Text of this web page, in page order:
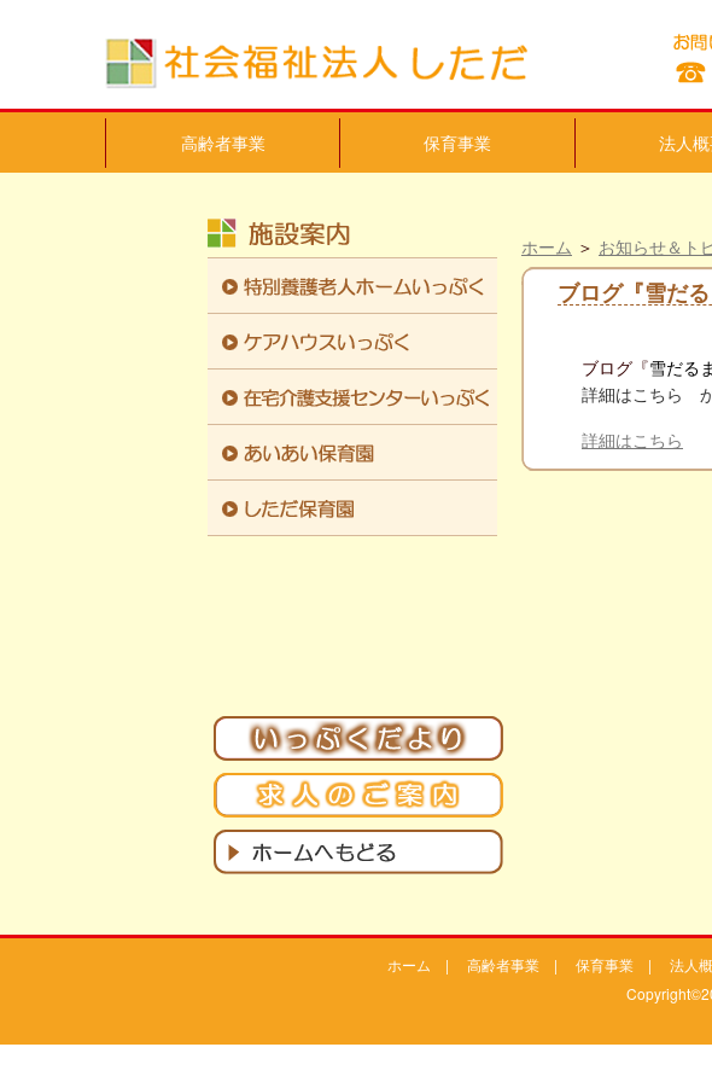
高齢者事業 保育事業 法人
ホーム ＞ お知らせ＆ト
ブログ『雪だ
ブログ『雪だる
詳細はこちら か
詳細はこちら
ホーム | 高齢者事業 | 保育事業 | 法人